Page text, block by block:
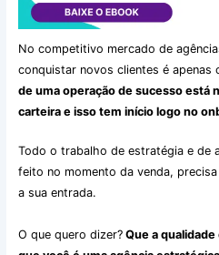
No competitivo mercado de
conquistar novos clientes é apenas
de uma operação de sucesso está
carteira e isso tem início logo no
Todo o trabalho de estratégia e de
feito no momento da venda,
a sua entrada.
O que quero dizer?Que a qualidade